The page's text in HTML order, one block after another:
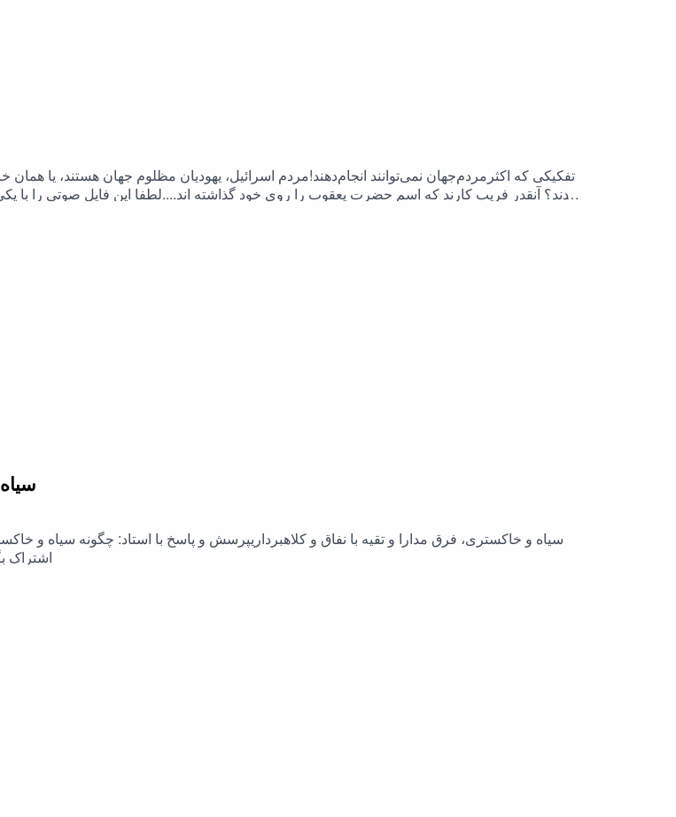
تفکیکی که اکثرمردم‌جهان نمی‌توانند انجام‌دهند!مردم اسرائیل، یهودیان مظلوم جهان هستند، یا
کردند؟ آنقدر فریب کارند که اسم حضرت یعقوب را روی خود گذاشته اند....لطفا این فایل صوتی را با
سیاه و خاکستری، فرق مدارا و تقیه با نفاق و کلاهبرداریپرسش و پاسخ با استاد: چگونه سیاه و